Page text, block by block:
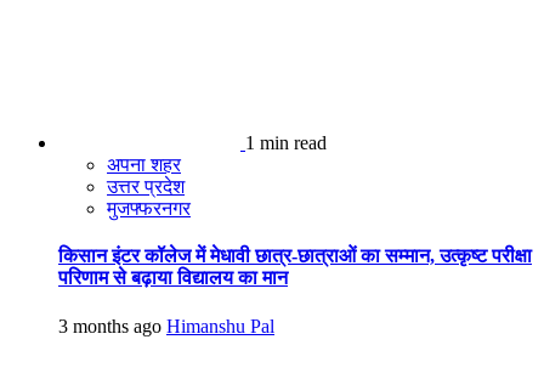
1 min read
अपना शहर
उत्तर प्रदेश
मुजफ्फरनगर
किसान इंटर कॉलेज में मेधावी छात्र-छात्राओं का सम्मान, उत्कृष्ट परीक्षा
परिणाम से बढ़ाया विद्यालय का मान
3 months ago Himanshu Pal